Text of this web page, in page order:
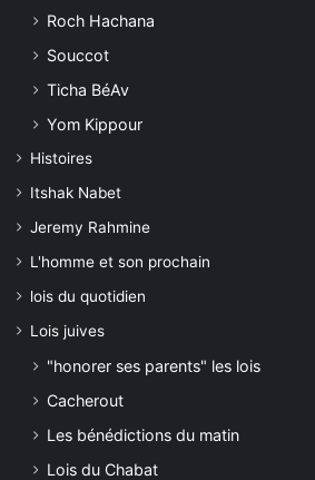
Roch Hachana
Souccot
Ticha BéAv
Yom Kippour
Histoires
Itshak Nabet
Jeremy Rahmine
L'homme et son prochain
lois du quotidien
Lois juives
"honorer ses parents" les lois
Cacherout
Les bénédictions du matin
Lois du Chabat